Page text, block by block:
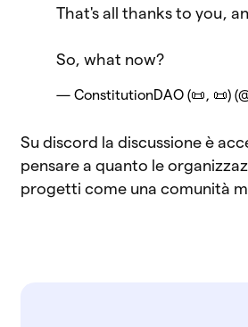
That's all thanks to you,
So, what now?
— ConstitutionDAO (📜, 📜)
Su discord la discussione è
pensare a quanto le
progetti come una comunità